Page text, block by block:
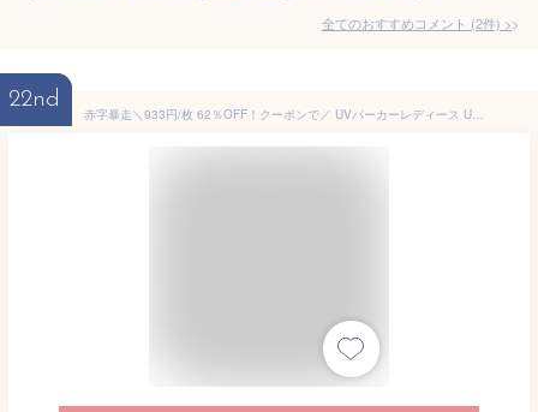
全てのおすすめコメント (2件) >
22nd
赤字暴走＼933円/枚 62％OFF！クーポンで／ UVパーカーレディース UPF50+ UVパーカー uvカット つば付きUVパーカー 遮光パーカー 接触冷感 つば付きUVカットパーカー UVカットパーカー レディース メンズ 薄手 長袖 UV長袖 紫外線対策 暑さ対策 フェス スポーツ ランニング